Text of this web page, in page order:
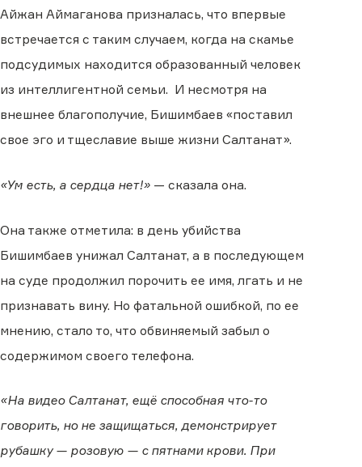
Айжан Аймаганова призналась, что впервые
встречается с таким случаем, когда на скамье
подсудимых находится образованный человек
из интеллигентной семьи. И несмотря на
внешнее благополучие, Бишимбаев «поставил
свое эго и тщеславие выше жизни Салтанат».
«Ум есть, а сердца нет!» — сказала она.
Она также отметила: в день убийства
Бишимбаев унижал Салтанат, а в последующем
на суде продолжил порочить ее имя, лгать и не
признавать вину. Но фатальной ошибкой, по ее
мнению, стало то, что обвиняемый забыл о
содержимом своего телефона.
«На видео Салтанат, ещё способная что-то
говорить, но не защищаться, демонстрирует
рубашку — розовую — с пятнами крови. При